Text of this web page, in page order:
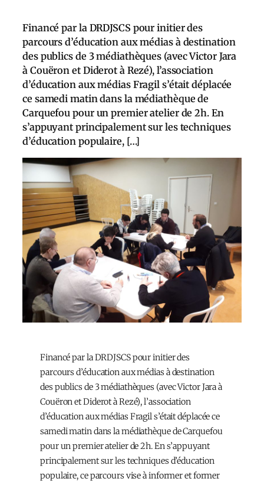
Financé par la DRDJSCS pour initier des
parcours d’éducation aux médias à destination
des publics de 3 médiathèques (avec Victor Jara
à Couëron et Diderot à Rezé), l’association
d’éducation aux médias Fragil s’était déplacée
ce samedi matin dans la médiathèque de
Carquefou pour un premier atelier de 2h. En
s’appuyant principalement sur les techniques
d’éducation populaire, […]
Financé par la DRDJSCS pour initier des
parcours d’éducation aux médias à destination
des publics de 3 médiathèques (avec Victor Jara à
Couëron et Diderot à Rezé), l’association
d’éducation aux médias Fragil s’était déplacée ce
samedi matin dans la médiathèque de Carquefou
pour un premier atelier de 2h. En s’appuyant
principalement sur les techniques d’éducation
populaire, ce parcours vise à informer et former